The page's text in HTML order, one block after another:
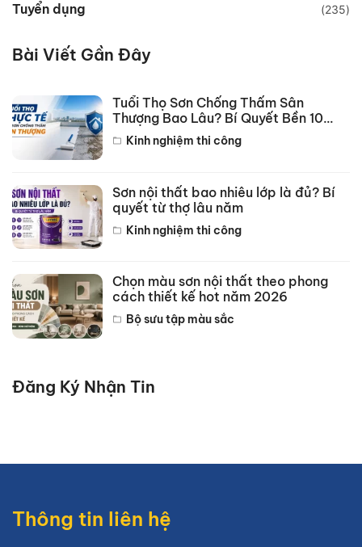
Tuyển dụng (235)
Bài Viết Gần Đây
Tuổi Thọ Sơn Chống Thấm Sân
Thượng Bao Lâu? Bí Quyết Bền 10
NămKinh nghiệm thi công
Sơn nội thất bao nhiêu lớp là đủ? Bí
quyết từ thợ lâu năm
Kinh nghiệm thi công
Chọn màu sơn nội thất theo phong
cách thiết kế hot năm 2026
Bộ sưu tập màu sắc
Đăng Ký Nhận Tin
Thông tin liên hệ